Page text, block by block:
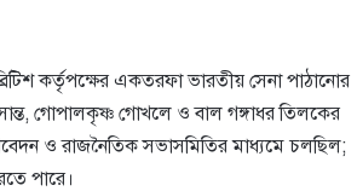
কর্তৃপক্ষের একতরফা ভারতীয় সেনা পাঠানোর
গোপালকৃষ্ণ গোখলে ও বাল গঙ্গাধর তিলকের
ও রাজনৈতিক সভাসমিতির মাধ্যমে চলছিল;
পারে।